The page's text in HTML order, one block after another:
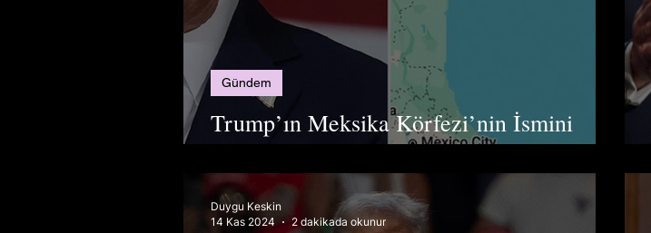
Trump’ın Meksika Körfezi’nin İsmini
Gündem
Duygu Keskin
14 Kas 2024
2 dakikada okunur